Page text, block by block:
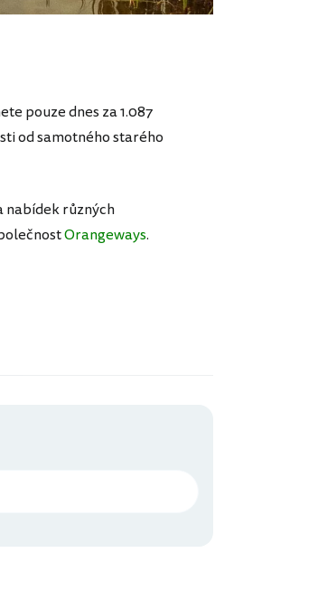
pouze dnes za 1.087
od samotného starého
nabídek různých
Orangeways.